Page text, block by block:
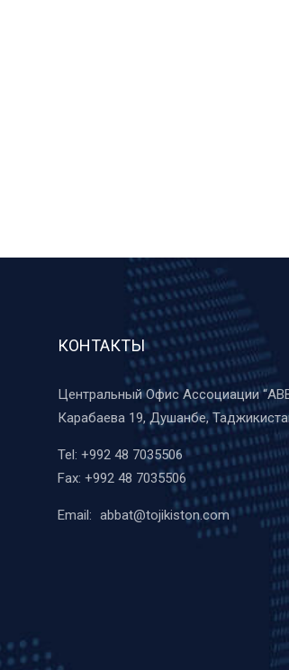
КОНТАКТЫ
Центральный Офис Ассоциации
Карабаева 19, Душанбе,
Tel: +992 48 7035506
Fax: +992 48 7035506
Email: abbat@tojikiston.com